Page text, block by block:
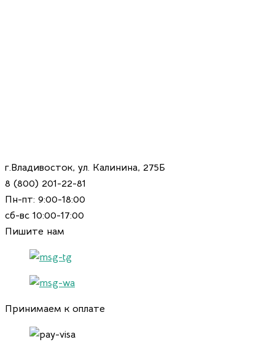
г.Владивосток, ул. Калинина, 275Б
8 (800) 201-22-81
Пн-пт: 9:00-18:00
сб-вс 10:00-17:00
Пишите нам
Принимаем к оплате